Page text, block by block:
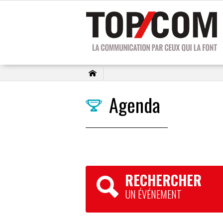
Agenda
RECHERCHER
UN ÉVÉNEMENT